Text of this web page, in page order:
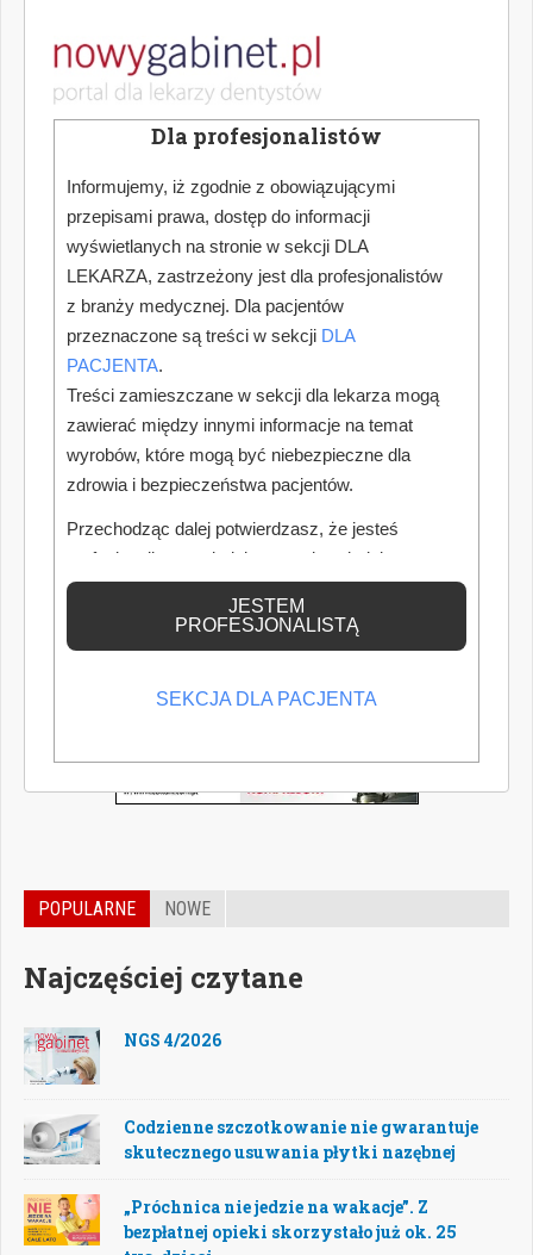
POPULARNE NOWE
Najczęściej czytane
NGS 4/2026
Codzienne szczotkowanie nie gwarantuje
skutecznego usuwania płytki nazębnej
„Próchnica nie jedzie na wakacje”. Z
bezpłatnej opieki skorzystało już ok. 25
Dla profesjonalistów
Informujemy, iż zgodnie z obowiązującymi
przepisami prawa, dostęp do informacji
wyświetlanych na stronie w sekcji DLA
LEKARZA, zastrzeżony jest dla profesjonalistów
z branży medycznej. Dla pacjentów
przeznaczone są treści w sekcji DLA
PACJENTA.
Treści zamieszczane w sekcji dla lekarza mogą
zawierać między innymi informacje na temat
wyrobów, które mogą być niebezpieczne dla
zdrowia i bezpieczeństwa pacjentów.
Przechodząc dalej potwierdzasz, że jesteś
profesjonalistą posiadającym odpowiednią
wiedzę medyczną.
JESTEM
PROFESJONALISTĄ
SEKCJA DLA PACJENTA